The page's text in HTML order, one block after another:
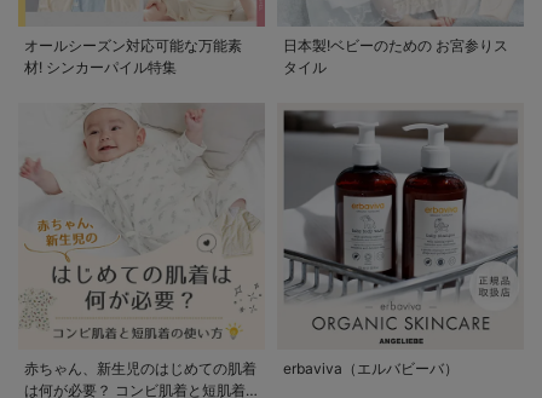
オールシーズン対応可能な万能素
材! シンカーパイル特集
日本製!ベビーのための お宮参りス
タイル
赤ちゃん、新生児のはじめての肌着
は何が必要？ コンビ肌着と短肌着
erbaviva（エルバビーバ）